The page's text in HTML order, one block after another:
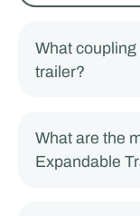
What
trailer?
What are the
Expandable